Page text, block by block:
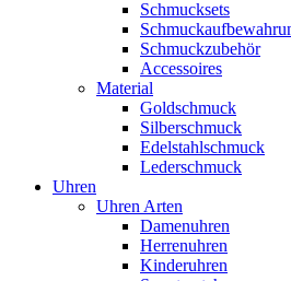
Schmucksets
Schmuckzubehör
Accessoires
Material
Goldschmuck
Silberschmuck
Edelstahlschmuck
Lederschmuck
Uhren
Uhren Arten
Damenuhren
Herrenuhren
Kinderuhren